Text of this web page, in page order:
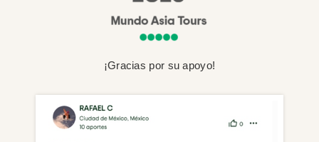
¡Gracias por su apoyo!